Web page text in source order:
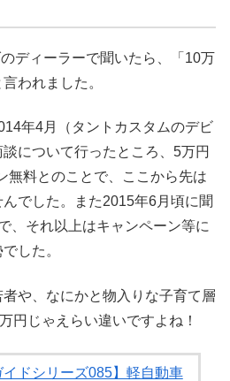
ディーラーで聞いたら、「10万
われました。
年4月（タントカスタムのデビ
について行ったところ、5万円
無料とのことで、ここから先は
でした。また2015年6月頃に聞
、それ以上はキャンペーン等に
した。
や、なにかと物入りな子育て層
円じゃえらい違いですよね！
イドシリーズ085】軽自動車